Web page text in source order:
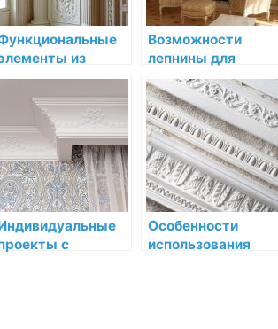
из
украшаем и
улучшаем
пространство
Возможности
лепнины для
создания уютного
интерьера
с
Особенности
использования